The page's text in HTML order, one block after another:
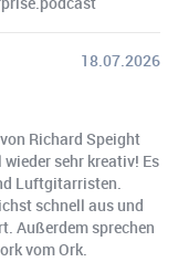
18.07.2026
Richard Speight
sehr kreativ! Es
Luftgitarristen.
schnell aus und
Außerdem sprechen
vom Ork.